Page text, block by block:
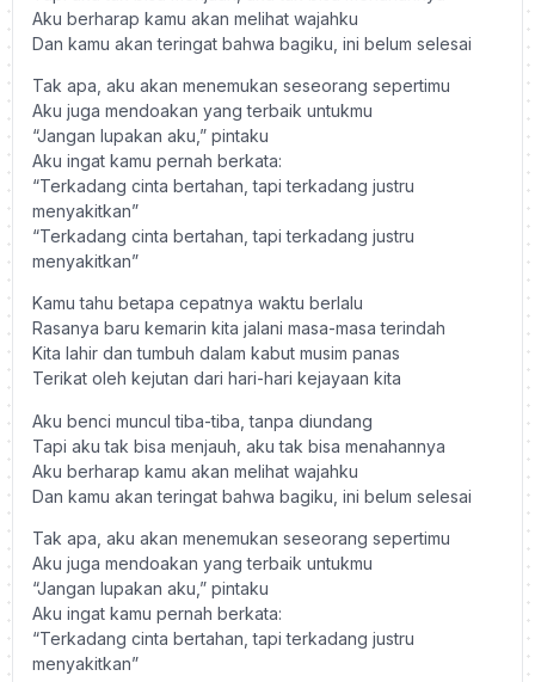
Aku berharap kamu akan melihat wajahku
Dan kamu akan teringat bahwa bagiku, ini belum selesai
Tak apa, aku akan menemukan seseorang sepertimu
Aku juga mendoakan yang terbaik untukmu
“Jangan lupakan aku,” pintaku
Aku ingat kamu pernah berkata:
“Terkadang cinta bertahan, tapi terkadang justru
menyakitkan”
“Terkadang cinta bertahan, tapi terkadang justru
menyakitkan”
Kamu tahu betapa cepatnya waktu berlalu
Rasanya baru kemarin kita jalani masa-masa terindah
Kita lahir dan tumbuh dalam kabut musim panas
Terikat oleh kejutan dari hari-hari kejayaan kita
Aku benci muncul tiba-tiba, tanpa diundang
Tapi aku tak bisa menjauh, aku tak bisa menahannya
Aku berharap kamu akan melihat wajahku
Dan kamu akan teringat bahwa bagiku, ini belum selesai
Tak apa, aku akan menemukan seseorang sepertimu
Aku juga mendoakan yang terbaik untukmu
“Jangan lupakan aku,” pintaku
Aku ingat kamu pernah berkata:
“Terkadang cinta bertahan, tapi terkadang justru
menyakitkan”